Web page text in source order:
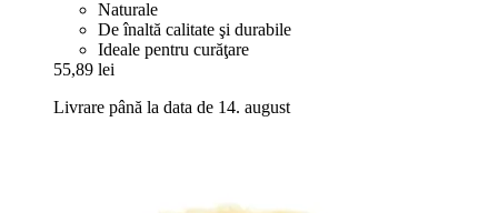
Naturale
De înaltă calitate şi durabile
Ideale pentru curăţare
55,89 lei
Livrare până la data de 14. august